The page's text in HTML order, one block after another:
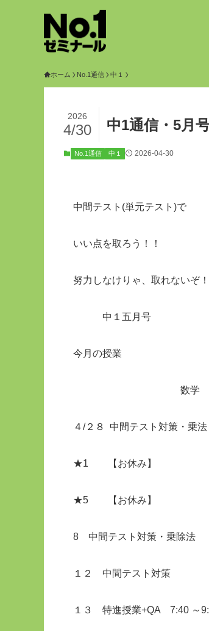
ホーム No.1通信 中１
中1通信・5月
2026
4/30
No.1通信 中１ 2026-04-30
中間テスト(単元テスト)で
いい点を取ろう！！
努力しなけりゃ、取れないぞ！
中１五月号
今
数学
４/２８ 中間テスト対策・
★1 【
★5 【
8 中間テスト対策・乗除
１２ 中間テスト対
１３ 特進授業+QA 7:40 ～